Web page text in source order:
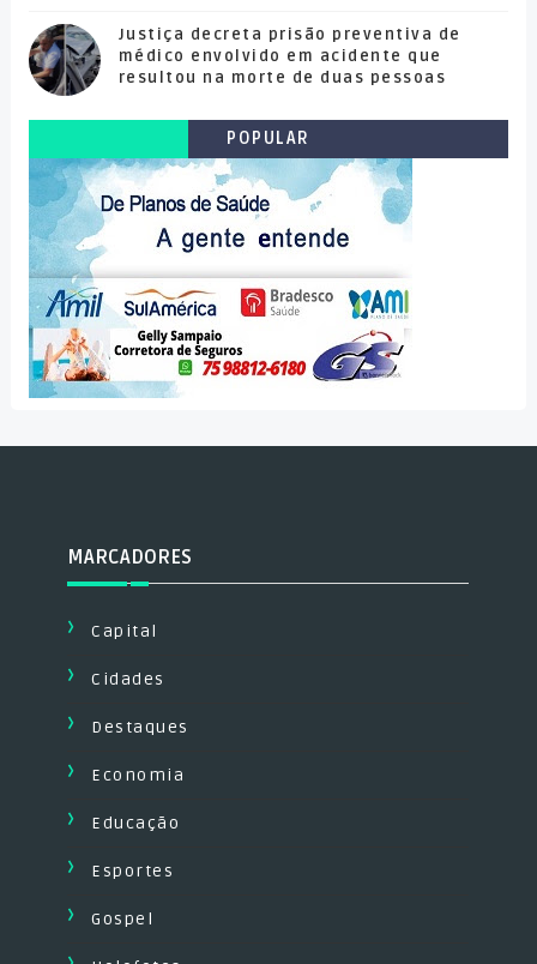
Justiça decreta prisão preventiva de
médico envolvido em acidente que
resultou na morte de duas pessoas
POPULAR
MARCADORES
Capital
Cidades
Destaques
Economia
Educação
Esportes
Gospel